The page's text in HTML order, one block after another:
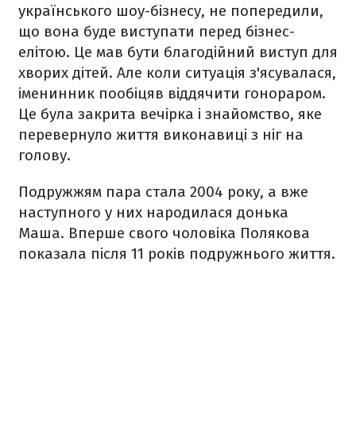
українського шоу-бізнесу, не попередили,
що вона буде виступати перед бізнес-
елітою. Це мав бути благодійний виступ для
хворих дітей. Але коли ситуація з'ясувалася,
іменинник пообіцяв віддячити гонораром.
Це була закрита вечірка і знайомство, яке
перевернуло життя виконавиці з ніг на
голову.
Подружжям пара стала 2004 року, а вже
наступного у них народилася донька
Маша. Вперше свого чоловіка Полякова
показала після 11 років подружнього життя.